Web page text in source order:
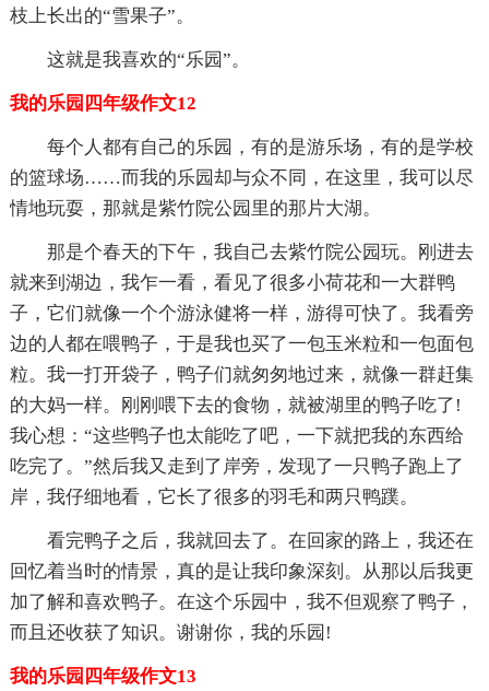
枝上长出的“雪果子”。
这就是我喜欢的“乐园”。
我的乐园四年级作文12
每个人都有自己的乐园，有的是游乐场，有的是学校
的篮球场……而我的乐园却与众不同，在这里，我可以尽
情地玩耍，那就是紫竹院公园里的那片大湖。
那是个春天的下午，我自己去紫竹院公园玩。刚进去
就来到湖边，我乍一看，看见了很多小荷花和一大群鸭
子，它们就像一个个游泳健将一样，游得可快了。我看旁
边的人都在喂鸭子，于是我也买了一包玉米粒和一包面包
粒。我一打开袋子，鸭子们就匆匆地过来，就像一群赶集
的大妈一样。刚刚喂下去的食物，就被湖里的鸭子吃了!
我心想：“这些鸭子也太能吃了吧，一下就把我的东西给
吃完了。”然后我又走到了岸旁，发现了一只鸭子跑上了
岸，我仔细地看，它长了很多的羽毛和两只鸭蹼。
看完鸭子之后，我就回去了。在回家的路上，我还在
回忆着当时的情景，真的是让我印象深刻。从那以后我更
加了解和喜欢鸭子。在这个乐园中，我不但观察了鸭子，
而且还收获了知识。谢谢你，我的乐园!
我的乐园四年级作文13